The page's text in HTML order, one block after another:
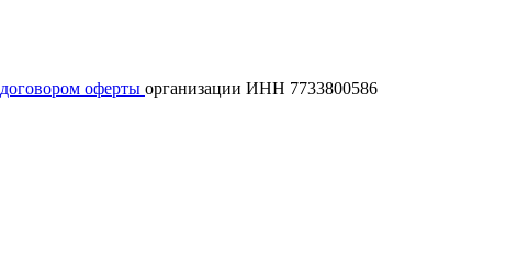
договором оферты организации ИНН 7733800586